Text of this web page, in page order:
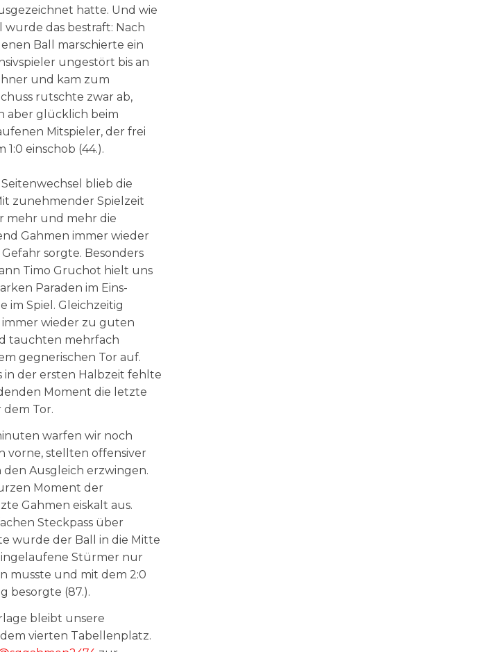
hatte. Und wie
wurde das bestraft: Nach
Ball marschierte ein
ungestört bis an
und kam zum
rutschte zwar ab,
aber glücklich beim
Mitspieler, der frei
einschob (44.).
blieb die
zunehmender Spielzeit
mehr und mehr die
Gahmen immer wieder
sorgte. Besonders
Timo Gruchot hielt uns
Paraden im Eins-
im Spiel. Gleichzeitig
immer wieder zu guten
tauchten mehrfach
gegnerischen Tor auf.
in der ersten Halbzeit fehlte
Moment die letzte
dem Tor.
warfen wir noch
vorne, stellten offensiver
Ausgleich erzwingen.
Moment der
Gahmen eiskalt aus.
Steckpass über
wurde der Ball in die Mitte
Stürmer nur
musste und mit dem 2:0
besorgte (87.).
bleibt unsere
vierten Tabellenplatz.